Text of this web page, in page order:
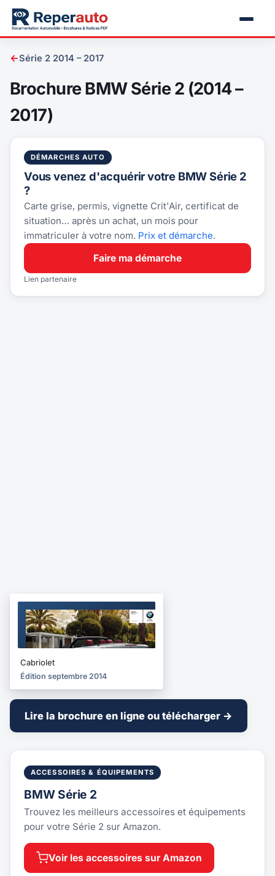
←Série 2 2014 – 2017
Brochure BMW Série 2 (2014 –
2017)
DÉMARCHES AUTO
Vous venez d'acquérir votre BMW Série 2
?
Carte grise, permis, vignette Crit'Air, certificat de
situation… après un achat, un mois pour
immatriculer à votre nom. Prix et démarche.
Faire ma démarche
Lien partenaire
BROCHURE
2014
Cabriolet
Édition septembre 2014
Lire la brochure en ligne ou télécharger →
ACCESSOIRES & ÉQUIPEMENTS
BMW Série 2
Trouvez les meilleurs accessoires et équipements
pour votre Série 2 sur Amazon.
Voir les accessoires sur Amazon